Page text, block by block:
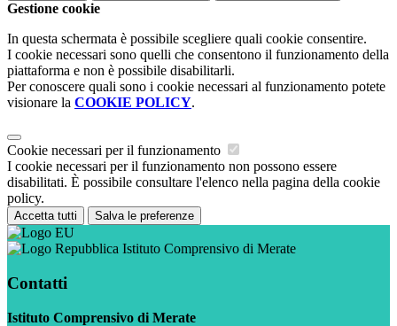
Gestione cookie
In questa schermata è possibile scegliere quali cookie consentire.
I cookie necessari sono quelli che consentono il funzionamento della
piattaforma e non è possibile disabilitarli.
Per conoscere quali sono i cookie necessari al funzionamento potete
visionare la COOKIE POLICY.
Cookie necessari per il funzionamento
I cookie necessari per il funzionamento non possono essere
disabilitati. È possibile consultare l'elenco nella pagina della cookie
policy.
Accetta tutti Salva le preferenze
Istituto Comprensivo di Merate
Contatti
Istituto Comprensivo di Merate